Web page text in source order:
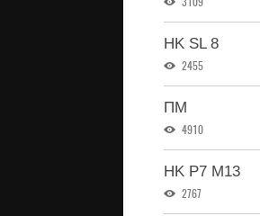
HK SL 8
2455
ПМ
4910
HK P7 M13
2767